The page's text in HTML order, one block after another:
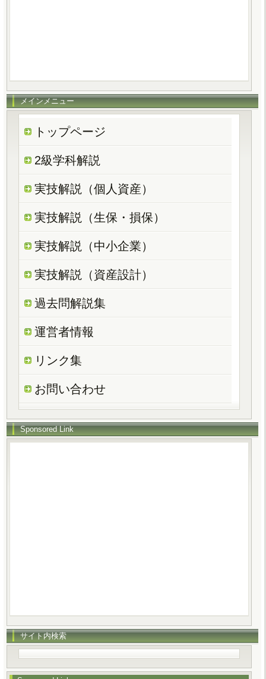
メインメニュー
トップページ
2級学科解説
実技解説（個人資産）
実技解説（生保・損保）
実技解説（中小企業）
実技解説（資産設計）
過去問解説集
運営者情報
リンク集
お問い合わせ
Sponsored Link
サイト内検索